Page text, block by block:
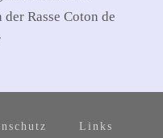
Rasse Coton de
Links